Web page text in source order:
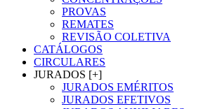
PROVAS
REMATES
REVISÃO COLETIVA
CATÁLOGOS
CIRCULARES
JURADOS [+]
JURADOS EMÉRITOS
JURADOS EFETIVOS